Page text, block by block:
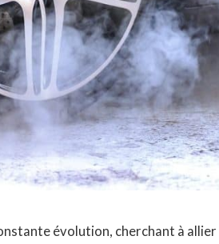
évolution, cherchant à